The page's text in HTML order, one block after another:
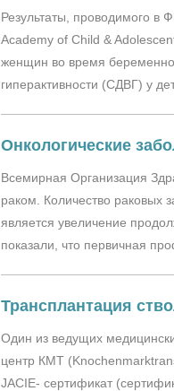
Результаты, проводимого в
Academy of Child &
женщин во время
гиперактивности (СДВГ) у
Онкологические
Всемирная Организация
раком. Количество раковых
является увеличение
показали, что первичная
Трансплантация
Один из ведущих
центр КМТ
JACIE- сертификат